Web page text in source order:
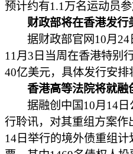
预计约有1.1万名运动员参
财政部将在香港发行
据财政部官网10月24
11月3日当周在香港特别
40亿美元，具体发行安排
香港高等法院将就融
据融创中国10月14日
行聆讯，对其重组方案作
14日举行的境外债重组